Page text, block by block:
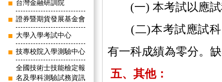
台灣金融研訓院
證券暨期貨發展基金會
大學入學考試中心
技專校院入學測驗中心
全國技術士技能檢定報
名及學科測驗試務資訊
(一) 本考試以應試
(二)本考試應試科
有一科成績為零分
五、 其他：